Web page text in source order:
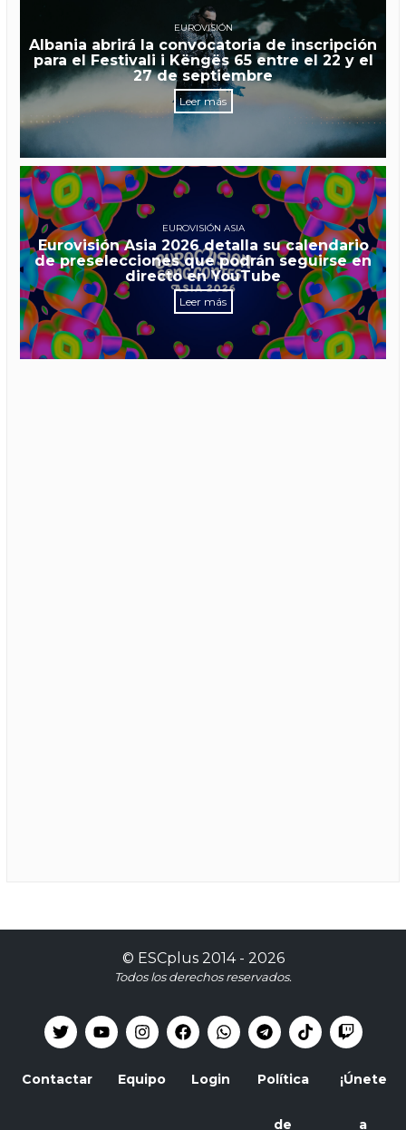
EUROVISIÓN
Albania abrirá la convocatoria de inscripción
para el Festivali i Këngës 65 entre el 22 y el
27 de septiembre
Leer más
EUROVISIÓN ASIA
Eurovisión Asia 2026 detalla su calendario
de preselecciones que podrán seguirse en
directo en YouTube
Leer más
© ESCplus2014 - 2026
Todos los derechos reservados.
Contactar Equipo Login Política
de
¡Únete
a